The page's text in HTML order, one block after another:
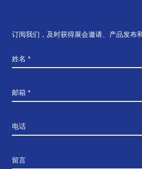
订阅我们，及时获得展会邀请、产品发布
姓名 *
邮箱 *
电话
留言